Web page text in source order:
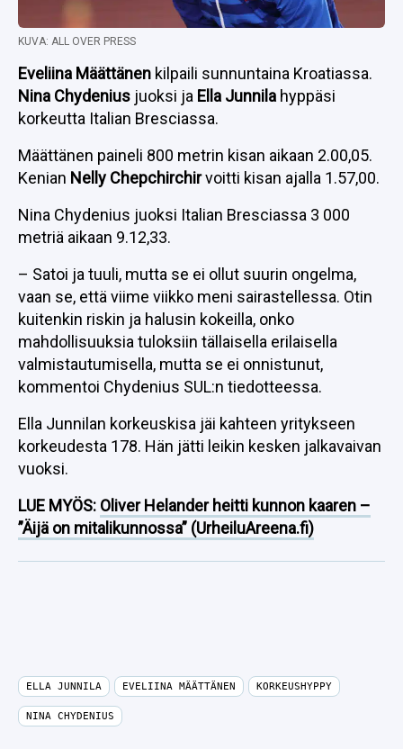
KUVA: ALL OVER PRESS
Eveliina Määttänen kilpaili sunnuntaina Kroatiassa.
Nina Chydenius juoksi ja Ella Junnila hyppäsi
korkeutta Italian Bresciassa.
Määttänen paineli 800 metrin kisan aikaan 2.00,05.
Kenian Nelly Chepchirchirvoitti kisan ajalla 1.57,00.
Nina Chydenius juoksi Italian Bresciassa 3 000
metriä aikaan 9.12,33.
– Satoi ja tuuli, mutta se ei ollut suurin ongelma,
vaan se, että viime viikko meni sairastellessa. Otin
kuitenkin riskin ja halusin kokeilla, onko
mahdollisuuksia tuloksiin tällaisella erilaisella
valmistautumisella, mutta se ei onnistunut,
kommentoi Chydenius SUL:n tiedotteessa.
Ella Junnilan korkeuskisa jäi kahteen yritykseen
korkeudesta 178. Hän jätti leikin kesken jalkavaivan
vuoksi.
LUE MYÖS: Oliver Helander heitti kunnon kaaren –
”Äijä on mitalikunnossa” (UrheiluAreena.fi)
ELLA JUNNILA EVELIINA MÄÄTTÄNEN KORKEUSHYPPY
NINA CHYDENIUS